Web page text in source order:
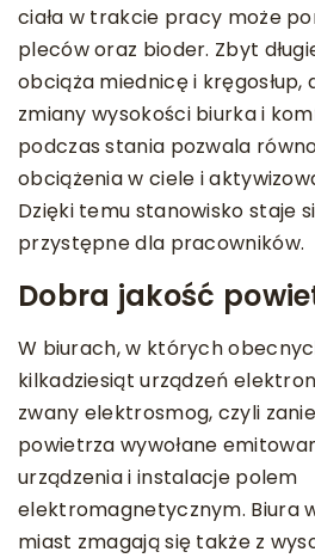
ciała w trakcie pracy może
pleców oraz bioder. Zbyt
obciąża miednicę i
zmiany wysokości biurka i
podczas stania pozwala
obciążenia w ciele i
Dzięki temu stanowisko staje
przystępne dla pracowników.
Dobra jakość
W biurach, w których
kilkadziesiąt urządzeń
zwany elektrosmog, czyli
powietrza wywołane
urządzenia i instalacje polem
elektromagnetycznym. Biura
miast zmagają się także z